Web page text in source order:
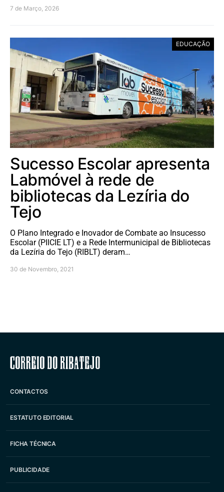
7 de Março, 2026
EDUCAÇÃO
Sucesso Escolar apresenta
Labmóvel à rede de
bibliotecas da Lezíria do
Tejo
O Plano Integrado e Inovador de Combate ao Insucesso
Escolar (PIICIE LT) e a Rede Intermunicipal de Bibliotecas
da Lezíria do Tejo (RIBLT) deram…
30 de Novembro, 2021
Correio do Ribatejo
CONTACTOS
ESTATUTO EDITORIAL
FICHA TÉCNICA
PUBLICIDADE